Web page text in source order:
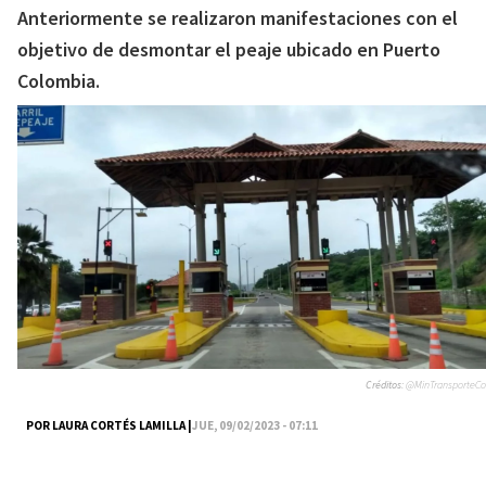
Anteriormente se realizaron manifestaciones con el
objetivo de desmontar el peaje ubicado en Puerto
Colombia.
POR LAURA CORTÉS LAMILLA |JUE, 09/02/2023 - 07:11
Créditos:@MinTransporteCo